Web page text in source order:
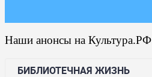
Наши анонсы на Культура.РФ